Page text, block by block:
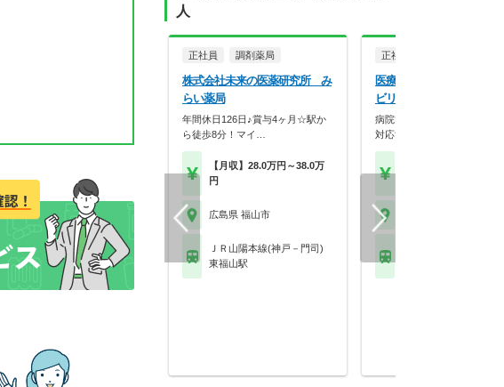
人
正社員 調剤薬局
株式会社未来の医薬研究所 み
らい薬局
年間休日126日♪賞与4ヶ月☆駅か
ら徒歩8分！マイ…
【月収】28.0万円～38.0万
円
広島県 福山市
ＪＲ山陽本線(神戸－門司)
東福山駅
正社員
医療法人社団生和会 福
ビリテーション病院
病院での薬剤師勤務♪服薬指
対応することも可能で…